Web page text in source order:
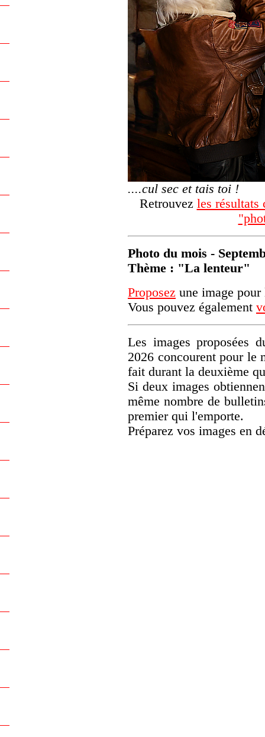
....cul sec et tais toi !
Retrouvez les résultats
Photo du mois -
Thème : "La lenteur"
Proposez une image
Vous pouvez également
Les images proposées
2026 concourent pour le
fait durant la deuxième
Si deux images
même nombre de
premier qui l'emporte.
Préparez vos images en